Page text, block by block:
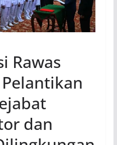
Rawas
dan